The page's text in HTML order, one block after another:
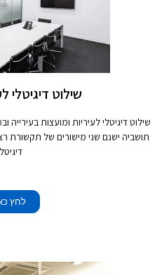
שילוט דיגיטלי
שילוט דיגיטלי לעיריות ומועצות
תושביה ישנם שני מישורים של
לחץ